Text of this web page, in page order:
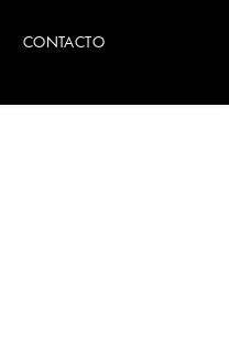
CONTACTO